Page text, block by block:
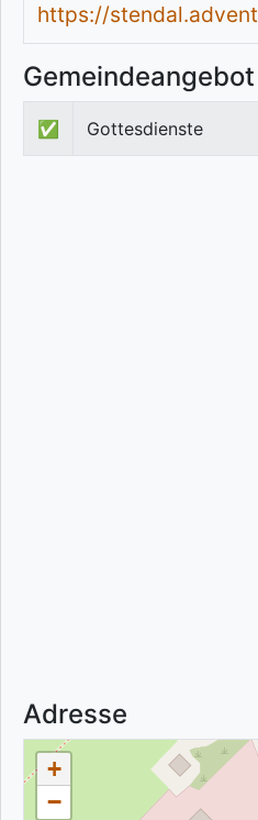
https://
Gemeindeangebot
✅ Gottesdienste
Adresse
+
−